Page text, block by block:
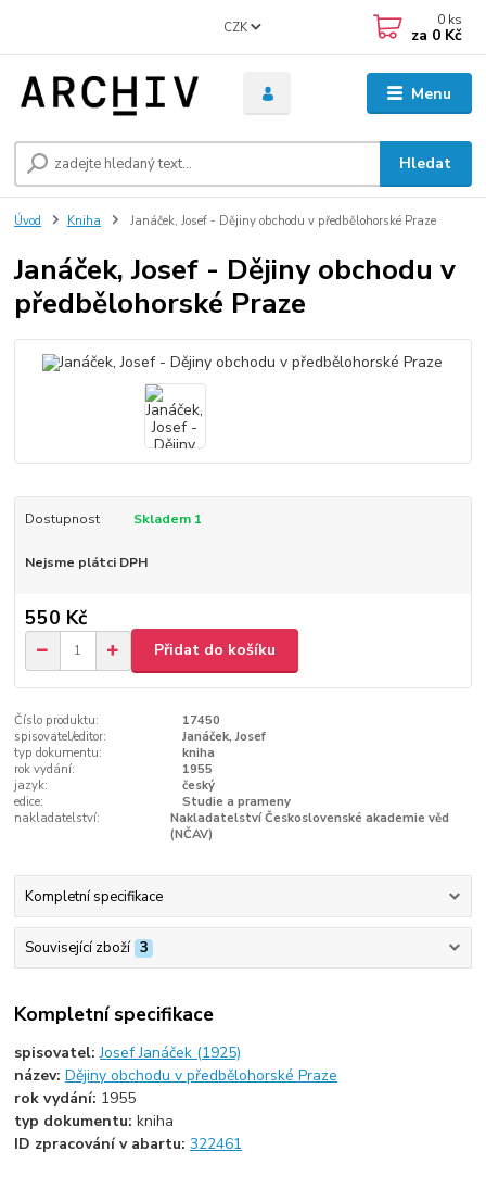
Menu
CZK
Hledat
0 ks
za 0 Kč
Úvod Kniha Janáček, Josef - Dějiny obchodu v předbělohorské Praze
Janáček, Josef - Dějiny obchodu v
předbělohorské Praze
Dostupnost Skladem 1
Nejsme plátci DPH
550 Kč
Přidat do košíku
Číslo produktu:
17450
spisovatel/editor:
Janáček, Josef
typ dokumentu:
kniha
rok vydání:
1955
jazyk:
český
edice:
Studie a prameny
nakladatelství:
Nakladatelství Československé akademie věd
(NČAV)
Kompletní specifikace
Související zboží 3
Kompletní specifikace
spisovatel:Josef Janáček (1925)
název:Dějiny obchodu v předbělohorské Praze
rok vydání: 1955
typ dokumentu:kniha
ID zpracování v abartu:322461